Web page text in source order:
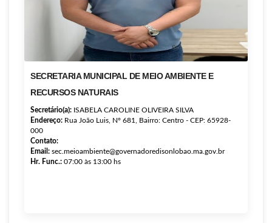
SECRETARIA MUNICIPAL DE MEIO AMBIENTE E
RECURSOS NATURAIS
Secretário(a): ISABELA CAROLINE OLIVEIRA SILVA
Endereço: Rua João Luis, Nº 681, Bairro: Centro - CEP: 65928-
000
Contato:
Email: sec.meioambiente@governadoredisonlobao.ma.gov.br
Hr. Func.: 07:00 às 13:00 hs